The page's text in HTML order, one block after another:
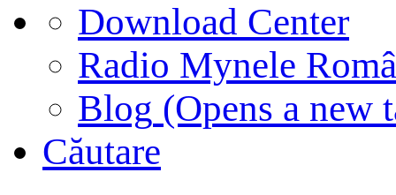
Download Center
Radio Mynele
Blog (Opens a new
Căutare